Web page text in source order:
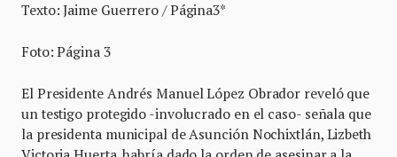
Texto: Jaime Guerrero / Página3*
Foto: Página 3
El Presidente Andrés Manuel López Obrador reveló que
un testigo protegido -involucrado en el caso- señala que
la presidenta municipal de Asunción Nochixtlán, Lizbeth